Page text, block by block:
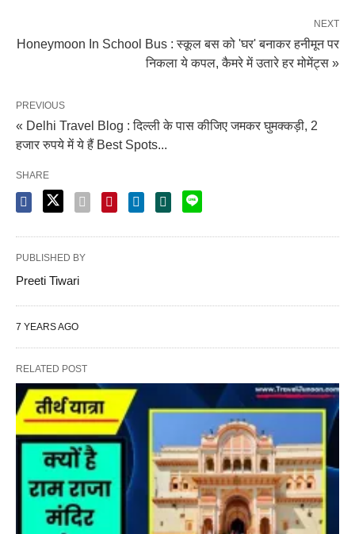
NEXT
Honeymoon In School Bus : स्कूल बस को 'घर' बनाकर हनीमून पर
निकला ये कपल, कैमरे में उतारे हर मोमेंट्स »
PREVIOUS
« Delhi Travel Blog : दिल्ली के पास कीजिए जमकर घुमक्कड़ी, 2
हजार रुपये में ये हैं Best Spots...
SHARE
PUBLISHED BY
Preeti Tiwari
7 YEARS AGO
RELATED POST